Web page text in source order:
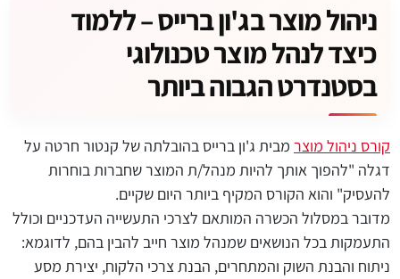
ניהול מוצר בג'ון ברייס – ללמוד
כיצד לנהל מוצר טכנולוגי
בסטנדרט הגבוה ביותר
קורס ניהול מוצר מבית ג'ון ברייס בהובלתה של קנטור חרטה על
דגלה "להפוך אותך להיות מנהל/ת המוצר שחברות בוחרות
להעסיק" והוא הקורס המקיף ביותר היום שקיים.
מדובר במסלול הכשרה המותאם לצרכי התעשייה העדכניים וכולל
התעמקות בכל הנושאים שמנהל מוצר חייב להבין בהם, לדוגמא:
ניתוח והבנת השוק והמתחרים, הבנת צרכי הלקוח, יצירת מסע